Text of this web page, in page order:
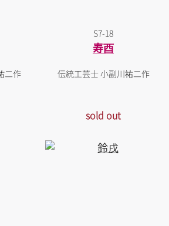
二作
S7-18
寿酉
伝統工芸士 小副川祐二作
sold out